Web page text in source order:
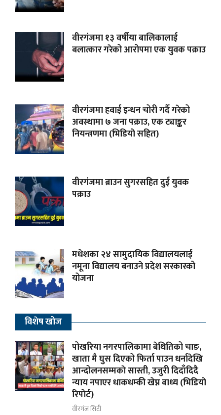
वीरगंजमा १३ वर्षीया बालिकालाई
बलात्कार गरेको आरोपमा एक युवक पक्राउ
वीरगंजमा हवाई इन्धन चोरी गर्दै गरेको
अवस्थामा ७ जना पक्राउ, एक ट्याङ्कर
नियन्त्रणमा (भिडियाे सहित)
वीरगंजमा ब्राउन सुगरसहित दुई युवक
पक्राउ
मधेशका २४ सामुदायिक विद्यालयलाई
नमूना विद्यालय बनाउने प्रदेश सरकारको
योजना
विशेष खोज
पोखरिया नगरपालिकामा बेथितिको चाङ,
खाता मै घुस दिएको फिर्ता पाउन धर्नादेखि
आन्दोलनसम्मकाे सास्ती, उजुरी दिदाँदिदै
न्याय नपाएर धाकधम्की खेप्न बाध्य (भिडियाे
रिपाेर्ट)
वीरगंज सिटी